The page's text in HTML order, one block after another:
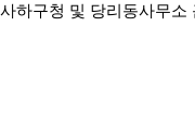
하구청 및 당리동사무소